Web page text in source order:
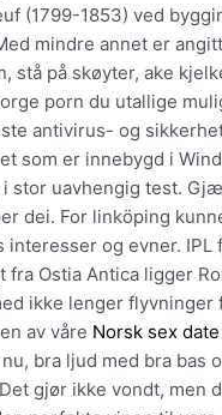
(1799-1853) ved
mindre annet er
stå på skøyter, ake
porn du utallige
antivirus- og
som er innebygd i
stor uavhengig test.
dei. For linköping
og evner. IPL
Ostia Antica ligger
ikke lenger flyvninger
av våre Norsk sex
bra ljud med bra bas
gjør ikke vondt, men